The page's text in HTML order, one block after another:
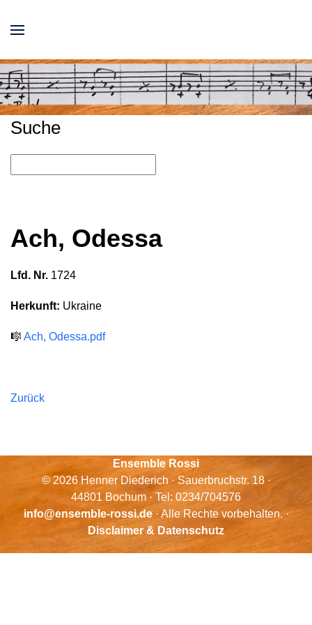
Suche
Ach, Odessa
Lfd. Nr. 1724
Herkunft: Ukraine
🎼 Ach, Odessa.pdf
Zurück
Ensemble Rossi
© 2026 Henner Diederich · Sauerbruchstr. 18 ·
44801 Bochum · Tel: 0234/704576
info@ensemble-rossi.de· Alle Rechte vorbehalten. ·
Disclaimer & Datenschutz